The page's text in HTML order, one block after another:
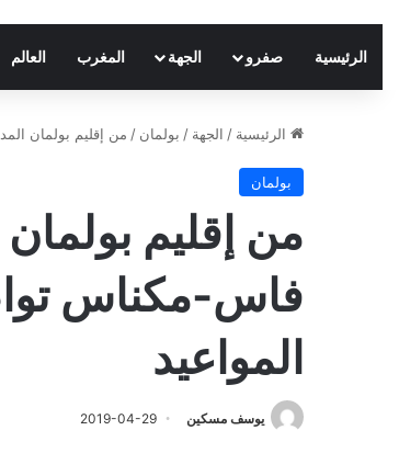
الرئيسية صفرو الجهة المغرب العالم
الرئيسية / الجهة / بولمان / من إقليم بولمان
بولمان
من إقليم
فاس-مكناس
المواعيد
يوسف مسكين 2019-04-29